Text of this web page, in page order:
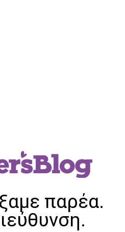
παρέα.